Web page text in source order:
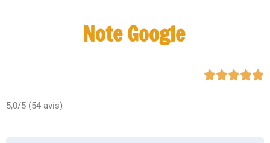
Note Google
5,0/5 (54 avis)